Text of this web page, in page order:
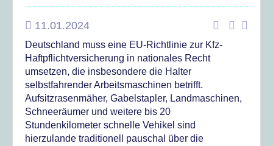
11.01.2024
Deutschland muss eine EU-Richtlinie zur Kfz-
Haftpflichtversicherung in nationales Recht
umsetzen, die insbesondere die Halter
selbstfahrender Arbeitsmaschinen betrifft.
Aufsitzrasenmäher, Gabelstapler, Landmaschinen,
Schneeräumer und weitere bis 20
Stundenkilometer schnelle Vehikel sind
hierzulande traditionell pauschal über die